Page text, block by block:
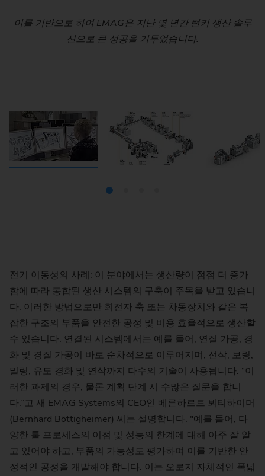
이를 기반으로 하여 EMAG은 지난 몇 년간 턴키 생산 솔루
션으로 큰 성공을 거두었습니다.
전기 이동성: 생산량이 점점 더 증가함에 따라 통합된 솔루
션의 구축이 주목을 받고 있습니다. 회전자 축 사례: 연결된
터보차저 샤프트 사례: EMAG 그룹은 연질부터 경질 가공까
지 전체 공정 체인에서의 능력을 입증했으며, 항상 원청 기
EMAG Systems – 팀 작업을 통해 생산 라인 솔루션이 탄생
합니다.
전기 이동성의 사례: 이 분야에서는 생산량이 점점 더 증가
함에 따라 통합된 생산 시스템의 구축이 주목을 받고 있습니
다. 이러한 방법으로만 회전자 축 또는 차동장치와 같은 복
잡한 구조의 부품을 안전한 공정 및 비용 효율적으로 생산할
수 있습니다. 연결된 시스템에서는 예를 들어, 연질 가공, 경
화 및 경질 가공이 바로 순차적으로 이루어지며, 선삭, 보링,
밀링, 유도 경화 및 연삭까지 다수의 기술이 사용됩니다. “이
러한 과제의 경우, 물론 계획 단계 시 수많은 질문을 합니
다.”고 새 EMAG Systems의 CEO인 베른하르트 뵈티하이머
(Bernhard Böttigheimer) 씨는 설명합니다. "예를 들어, 다
양한 툴 프로세스의 이점 및 성능의 한계에 대해 아주 잘 알
고 있어야 하고, 부품의 가능성도 평가하여 이를 기반한 안
정적인 공정을 개발해야 합니다. 이는 오로지 자체적인 폭넓